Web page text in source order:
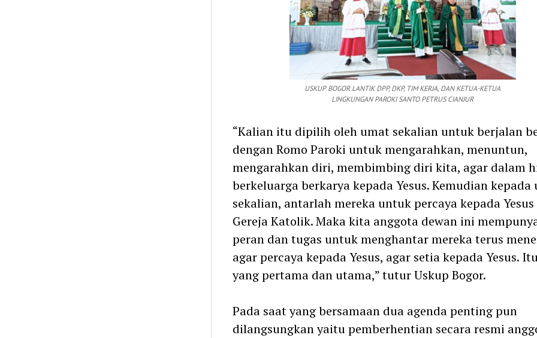
USKUP BOGOR LANTIK DPP, DKP, TIM KERJA, DAN KETUA-KETUA
LINGKUNGAN PAROKI SANTO PETRUS CIANJUR
“Kalian itu dipilih oleh umat sekalian untuk berjalan
dengan Romo Paroki untuk mengarahkan, menuntun,
mengarahkan diri, membimbing diri kita, agar dalam
berkeluarga berkarya kepada Yesus. Kemudian kepada
sekalian, antarlah mereka untuk percaya kepada
Gereja Katolik. Maka kita anggota dewan ini
peran dan tugas untuk menghantar mereka terus
agar percaya kepada Yesus, agar setia kepada Yesus.
yang pertama dan utama,” tutur Uskup Bogor.
Pada saat yang bersamaan dua agenda penting pun
dilangsungkan yaitu pemberhentian secara resmi